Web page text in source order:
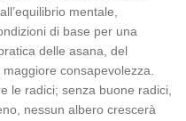
mentale,
di base per una
delle asana, del
consapevolezza.
le radici; senza buone radici,
nessun albero crescerà